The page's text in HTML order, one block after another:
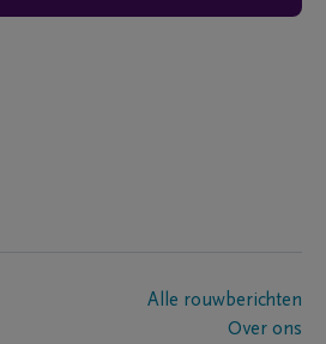
Alle rouwberichten
Over ons